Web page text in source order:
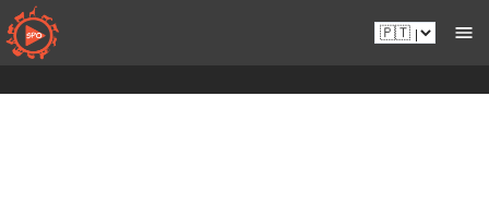
Aceder
diretamente
ao
conteúdo
Pt.sportsmansparadiseonline.com